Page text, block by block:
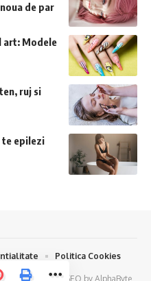
de par
art: Modele
ruj si
te epilezi
siOptimizare SEO by AlphaByte
Politica Cookies